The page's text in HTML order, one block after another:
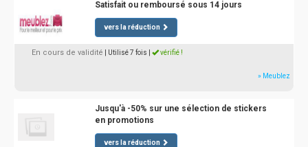
Satisfait ou remboursé sous 14 jours
vers la réduction
En cours de validité | Utilisé 7 fois vérifié !
» Meublez
Jusqu'à -50% sur une sélection de stickers
en promotions
vers la réduction